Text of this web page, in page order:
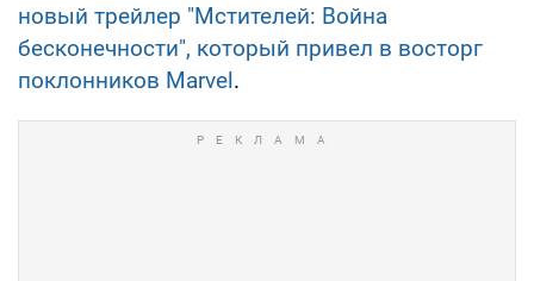
новый трейлер "Мстителей: Война
бесконечности", который привел в восторг
поклонников Marvel.